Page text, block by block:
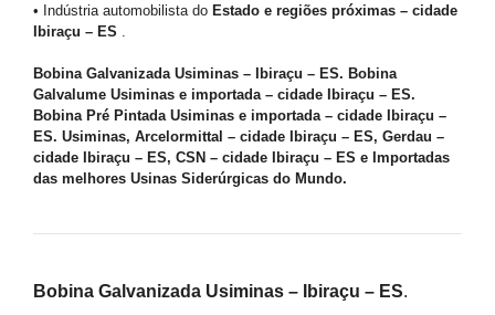
• Indústria automobilista do Estado e regiões próximas – cidade
Ibiraçu – ES
Bobina Galvanizada Usiminas – Ibiraçu – ES. Bobina
Galvalume Usiminas e importada – cidade Ibiraçu – ES.
Bobina Pré Pintada Usiminas e importada – cidade Ibiraçu –
ES. Usiminas, Arcelormittal – cidade Ibiraçu – ES, Gerdau –
cidade Ibiraçu – ES, CSN – cidade Ibiraçu – ES e Importadas
das melhores Usinas Siderúrgicas do Mundo.
Bobina Galvanizada Usiminas – Ibiraçu – ES.